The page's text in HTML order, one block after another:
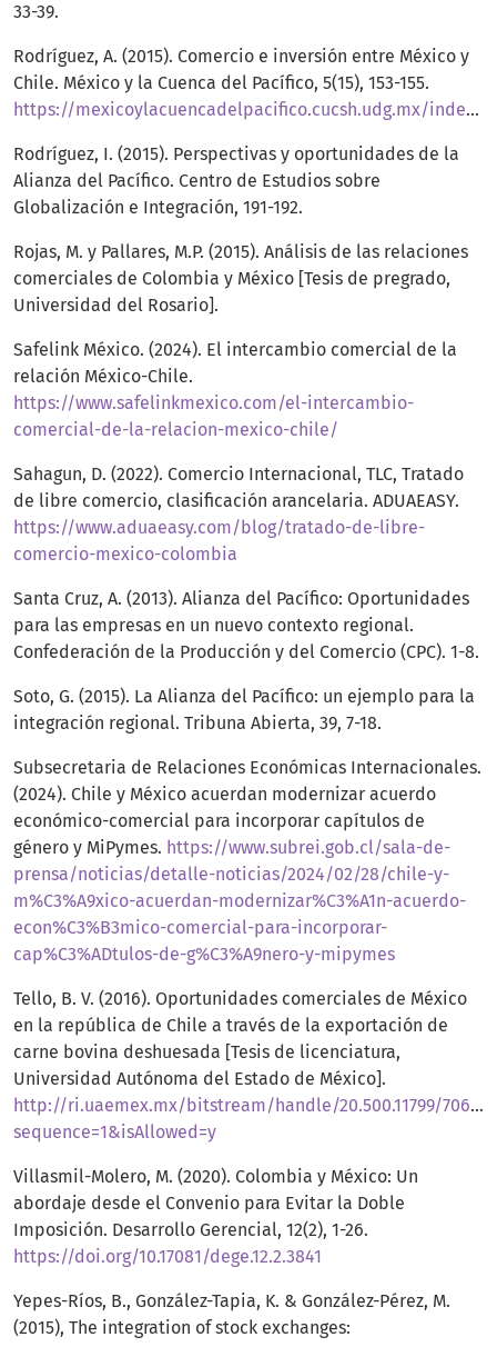
33-39.
Rodríguez, A. (2015). Comercio e inversión entre México y
Chile. México y la Cuenca del Pacífico, 5(15), 153-155.
https://mexicoylacuencadelpacifico.cucsh.udg.mx/index.php/mc/article/view/153/155
Rodríguez, I. (2015). Perspectivas y oportunidades de la
Alianza del Pacífico. Centro de Estudios sobre
Globalización e Integración, 191-192.
Rojas, M. y Pallares, M.P. (2015). Análisis de las relaciones
comerciales de Colombia y México [Tesis de pregrado,
Universidad del Rosario].
Safelink México. (2024). El intercambio comercial de la
relación México-Chile.
https://www.safelinkmexico.com/el-intercambio-
comercial-de-la-relacion-mexico-chile/
Sahagun, D. (2022). Comercio Internacional, TLC, Tratado
de libre comercio, clasificación arancelaria. ADUAEASY.
https://www.aduaeasy.com/blog/tratado-de-libre-
comercio-mexico-colombia
Santa Cruz, A. (2013). Alianza del Pacífico: Oportunidades
para las empresas en un nuevo contexto regional.
Confederación de la Producción y del Comercio (CPC). 1-8.
Soto, G. (2015). La Alianza del Pacífico: un ejemplo para la
integración regional. Tribuna Abierta, 39, 7-18.
Subsecretaria de Relaciones Económicas Internacionales.
(2024). Chile y México acuerdan modernizar acuerdo
económico-comercial para incorporar capítulos de
género y MiPymes. https://www.subrei.gob.cl/sala-de-
prensa/noticias/detalle-noticias/2024/02/28/chile-y-
m%C3%A9xico-acuerdan-modernizar%C3%A1n-acuerdo-
econ%C3%B3mico-comercial-para-incorporar-
cap%C3%ADtulos-de-g%C3%A9nero-y-mipymes
Tello, B. V. (2016). Oportunidades comerciales de México
en la república de Chile a través de la exportación de
carne bovina deshuesada [Tesis de licenciatura,
Universidad Autónoma del Estado de México].
http://ri.uaemex.mx/bitstream/handle/20.500.11799/70683/
sequence=1&isAllowed=y
Villasmil-Molero, M. (2020). Colombia y México: Un
abordaje desde el Convenio para Evitar la Doble
Imposición. Desarrollo Gerencial, 12(2), 1-26.
https://doi.org/10.17081/dege.12.2.3841
Yepes-Ríos, B., González-Tapia, K. & González-Pérez, M.
(2015), The integration of stock exchanges: